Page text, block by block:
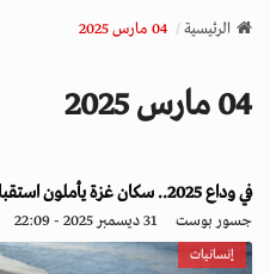
v
a
o
n
الرئيسية 04 مارس 2025
04 مارس 2025
في وداع 2025.. سكان غزة يأملون استقبال عام جديد يطوي آلام الماضي
جسور بوست 31 ديسمبر 2025 - 22:09
إنسانيات